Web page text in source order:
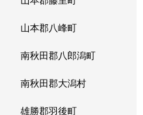
山本郡八峰町
南秋田郡八郎潟町
南秋田郡大潟村
雄勝郡羽後町